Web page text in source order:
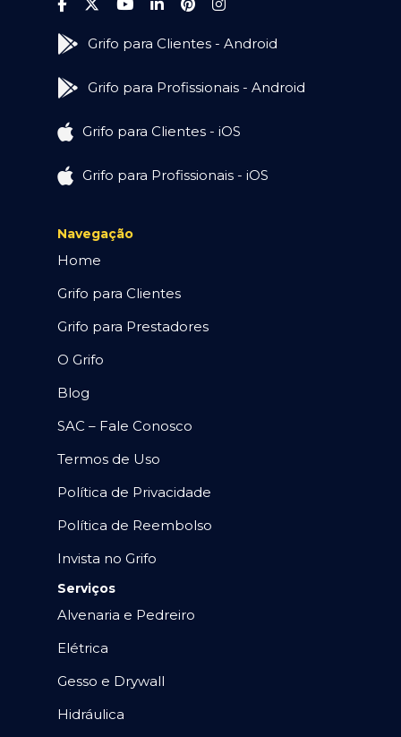
Grifo para Clientes - Android
Grifo para Profissionais - Android
Grifo para Clientes - iOS
Grifo para Profissionais - iOS
Navegação
Home
Grifo para Clientes
Grifo para Prestadores
O Grifo
Blog
SAC – Fale Conosco
Termos de Uso
Política de Privacidade
Política de Reembolso
Invista no Grifo
Serviços
Alvenaria e Pedreiro
Elétrica
Gesso e Drywall
Hidráulica